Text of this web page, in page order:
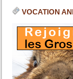
VOCATION